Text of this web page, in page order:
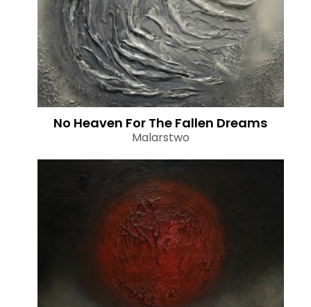
No Heaven For The Fallen Dreams
Malarstwo